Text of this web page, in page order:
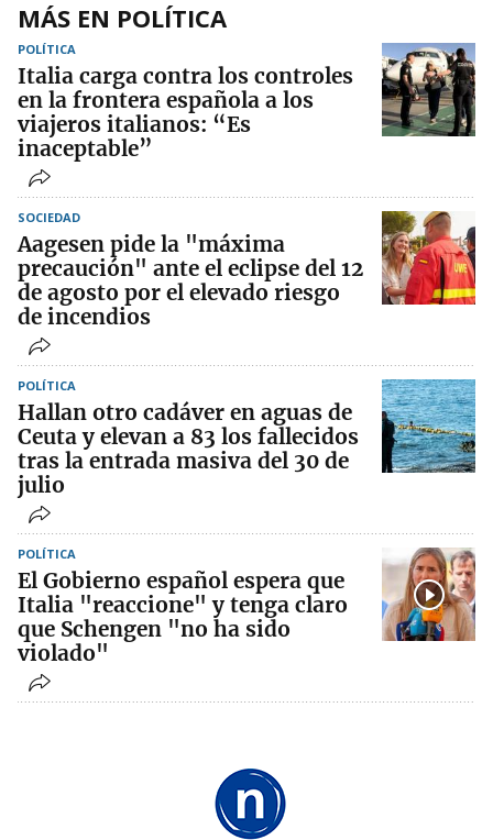
MÁS EN POLÍTICA
POLÍTICA
Italia carga contra los controles
en la frontera española a los
viajeros italianos: “Es
inaceptable”
SOCIEDAD
Aagesen pide la "máxima
precaución" ante el eclipse del 12
de agosto por el elevado riesgo
de incendios
POLÍTICA
Hallan otro cadáver en aguas de
Ceuta y elevan a 83 los fallecidos
tras la entrada masiva del 30 de
julio
POLÍTICA
El Gobierno español espera que
Italia "reaccione" y tenga claro
que Schengen "no ha sido
violado"